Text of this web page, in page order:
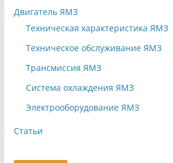
Двигатель ЯМЗ
Техническая характеристика ЯМЗ
Техническое обслуживание ЯМЗ
Трансмиссия ЯМЗ
Система охлаждения ЯМЗ
Электрооборудование ЯМЗ
Статьи